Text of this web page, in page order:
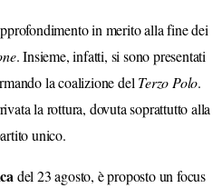
in merito alla fine dei
. Insieme, infatti, si sono presentati
la coalizione del Terzo Polo.
la rottura, dovuta soprattutto alla
unico.
del 23 agosto, è proposto un focus